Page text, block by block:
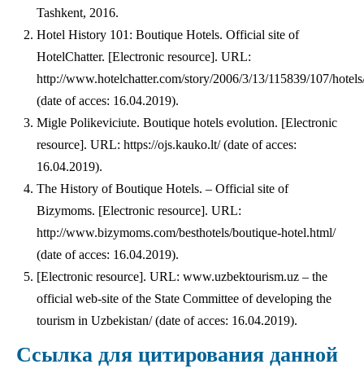
Tashkent, 2016.
Hotel History 101: Boutique Hotels. Official site of
HotelChatter. [Electronic resource]. URL:
http://www.hotelchatter.com/story/2006/3/13/115839/107/
(date of acces: 16.04.2019).
Migle Polikeviciute. Boutique hotels evolution. [Electronic
resource]. URL: https://ojs.kauko.lt/ (date of acces:
16.04.2019).
The History of Boutique Hotels. – Official site of
Bizymoms. [Electronic resource]. URL:
http://www.bizymoms.com/besthotels/boutique-hotel.html/
(date of acces: 16.04.2019).
[Electronic resource]. URL: www.uzbektourism.uz – the
official web-site of the State Committee of developing the
tourism in Uzbekistan/ (date of acces: 16.04.2019).
Ссылка для цитирования данной